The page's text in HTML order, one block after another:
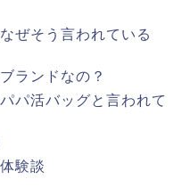
ぜそう言われている
ランドなの？
パ活バッグと言われて
験談